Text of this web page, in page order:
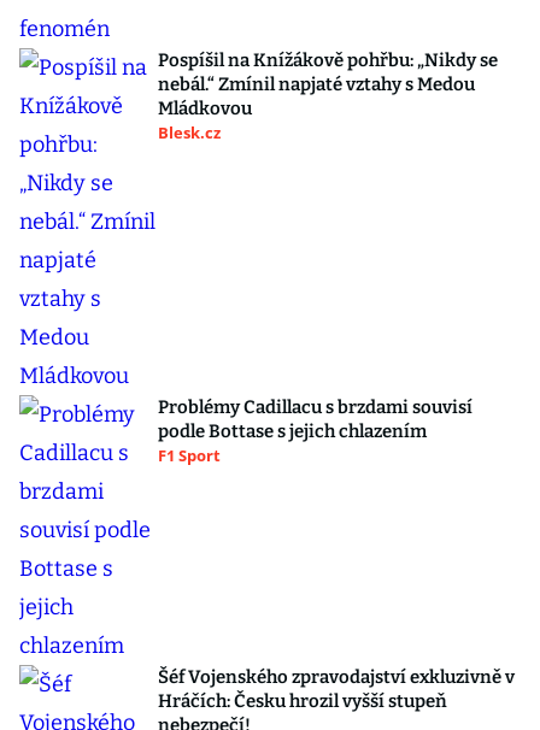
Pospíšil na Knížákově pohřbu: „Nikdy se
nebál.“ Zmínil napjaté vztahy s Medou
Mládkovou
Blesk.cz
Problémy Cadillacu s brzdami souvisí
podle Bottase s jejich chlazením
F1 Sport
Šéf Vojenského zpravodajství exkluzivně v
Hráčích: Česku hrozil vyšší stupeň
nebezpečí!